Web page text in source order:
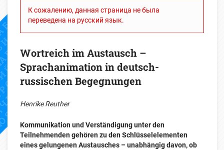
К сожалению, данная страница не была
переведена на русский язык.
Wortreich im Austausch –
Sprachanimation in deutsch-
russischen Begegnungen
Henrike Reuther
Kommunikation und Verständigung unter den
Teilnehmenden gehören zu den Schlüsselelementen
eines gelungenen Austausches – unabhängig davon, ob